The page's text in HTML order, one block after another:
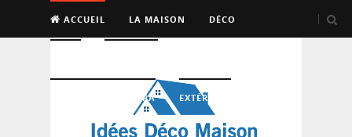
ACCUEIL LA MAISON DÉCO
PISCINE, SAUNA, SPA EXTÉRIEUR